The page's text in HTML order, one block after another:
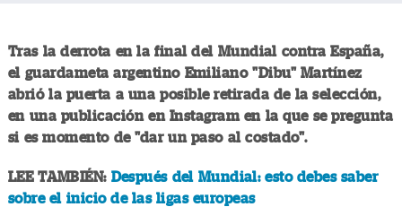
Tras la derrota en la final del Mundial contra España,
el guardameta argentino Emiliano "Dibu" Martínez
abrió la puerta a una posible retirada de la selección,
en una publicación en Instagram en la que se pregunta
si es momento de "dar un paso al costado".
LEE TAMBIÉN: Después del Mundial: esto debes saber
sobre el inicio de las ligas europeas